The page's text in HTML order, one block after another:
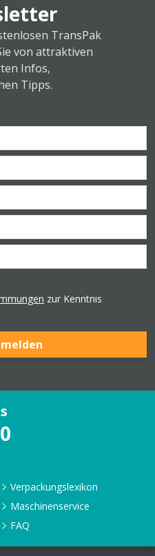
TransPak
von attraktiven
Infos,
Tipps.
zur Kenntnis
Verpackungslexikon
Maschinenservice
FAQ